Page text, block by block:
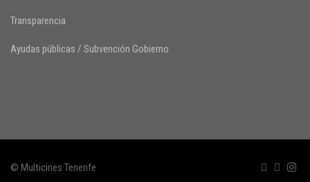
Transparencia
Ayudas públicas / Subvención Gobierno
© Multicines Tenerife